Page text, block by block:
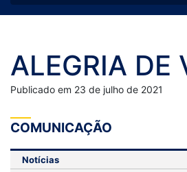
ALEGRIA DE
Publicado em 23 de julho de 2021
COMUNICAÇÃO
Notícias